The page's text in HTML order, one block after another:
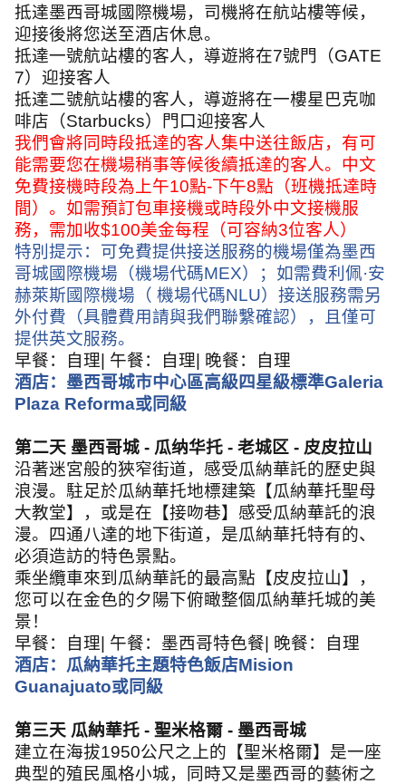
抵達墨西哥城國際機場，司機將在航站樓等候，
迎接後將您送至酒店休息。
抵達一號航站樓的客人，導遊將在7號門（GATE
7）迎接客人
抵達二號航站樓的客人，導遊將在一樓星巴克咖
啡店（Starbucks）門口迎接客人
我們會將同時段抵達的客人集中送往飯店，有可
能需要您在機場稍事等候後續抵達的客人。中文
免費接機時段為上午10點-下午8點（班機抵達時
間）。如需預訂包車接機或時段外中文接機服
務，需加收$100美金每程（可容納3位客人）
特別提示：可免費提供接送服務的機場僅為墨西
哥城國際機場（機場代碼MEX）；如需費利佩·安
赫萊斯國際機場（ 機場代碼NLU）接送服務需另
外付費（具體費用請與我們聯繫確認），且僅可
提供英文服務。
早餐：自理 午餐：自理
晚餐：自理
酒店：墨西哥城市中心區高級四星級標準Galeria
Plaza Reforma或同級
第二天 墨西哥城 - 瓜纳华托 - 老城区 - 皮皮拉山
沿著迷宮般的狹窄街道，感受瓜納華託的歷史與
浪漫。駐足於瓜納華托地標建築【瓜納華托聖母
大教堂】，或是在【接吻巷】感受瓜納華託的浪
漫。四通八達的地下街道，是瓜納華托特有的、
必須造訪的特色景點。
乘坐纜車來到瓜納華託的最高點【皮皮拉山】，
您可以在金色的夕陽下俯瞰整個瓜納華托城的美
景！
早餐：自理 午餐：墨西哥特色餐
晚餐：自理
酒店：瓜納華托主題特色飯店Mision
Guanajuato或同級
第三天 瓜納華托 - 聖米格爾 - 墨西哥城
建立在海拔1950公尺之上的【聖米格爾】是一座
典型的殖民風格小城，同時又是墨西哥的藝術之